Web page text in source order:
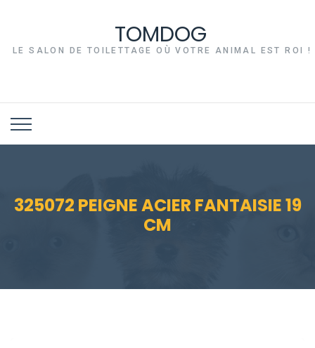
TOMDOG
LE SALON DE TOILETTAGE OÙ VOTRE ANIMAL EST ROI !
325072 PEIGNE ACIER FANTAISIE 19
CM